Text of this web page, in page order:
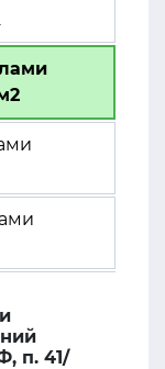
п. 41/